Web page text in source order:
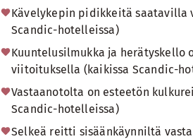
Kävelykepin pidikkeitä saatavilla
Scandic-hotelleissa)
Kuuntelusilmukka ja herätyskello
viitoituksella (kaikissa Scandic-
Vastaanotolta on esteetön
Scandic-hotelleissa)
Selkeä reitti sisäänkäynniltä